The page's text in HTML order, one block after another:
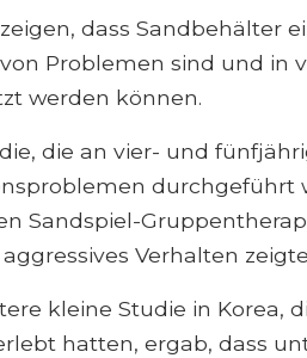
dass Sandbehälter
Problemen sind und in
werden können.
die an vier- und
durchgeführt
Sandspiel-
Verhalten
kleine Studie in Korea,
hatten, ergab, dass